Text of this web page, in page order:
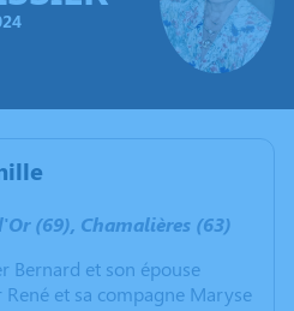
(69), Chamalières (63)
Bernard et son épouse
et sa compagne Maryse